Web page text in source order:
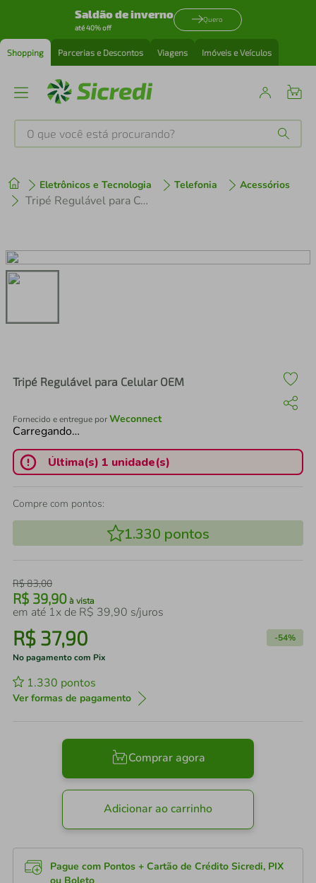
Saldão de inverno
até 40% off
Quero
Shopping Parcerias e Descontos Viagens Imóveis e Veículos
O que você está procurando?
Eletrônicos e Tecnologia Telefonia Acessórios
Tripé Regulável para Celular OEM
Tripé Regulável para Celular OEM
Fornecido e entregue porWeconnect
Carregando…
Última(s) 1 unidade(s)
Compre com pontos:
1.330 pontos
R$83,00
R$ 39,90 à vista
em até 1x de R$ 39,90 s/juros
R$ 37,90 -54%
No pagamento com Pix
1.330 pontos
Ver formas de pagamento
Comprar agora
Adicionar ao carrinho
Pague com Pontos + Cartão de Crédito Sicredi, PIX
1º tenis